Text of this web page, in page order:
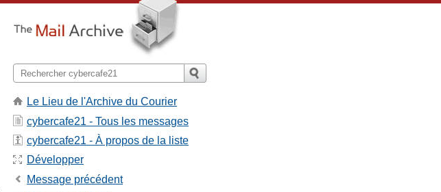
Le Lieu de l'Archive du Courier
cybercafe21 - Tous les messages
cybercafe21 - À propos de la liste
Développer
Message précédent